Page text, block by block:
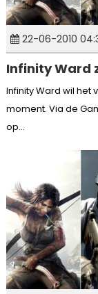
22-06-2010
Infinity Ward
Infinity Ward wil
moment. Via de
op...